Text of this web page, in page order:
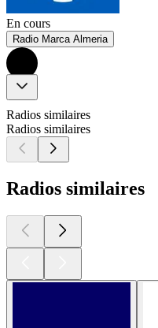
En cours
Radio Marca Almeria
Radios similaires
Radios similaires
Radios similaires